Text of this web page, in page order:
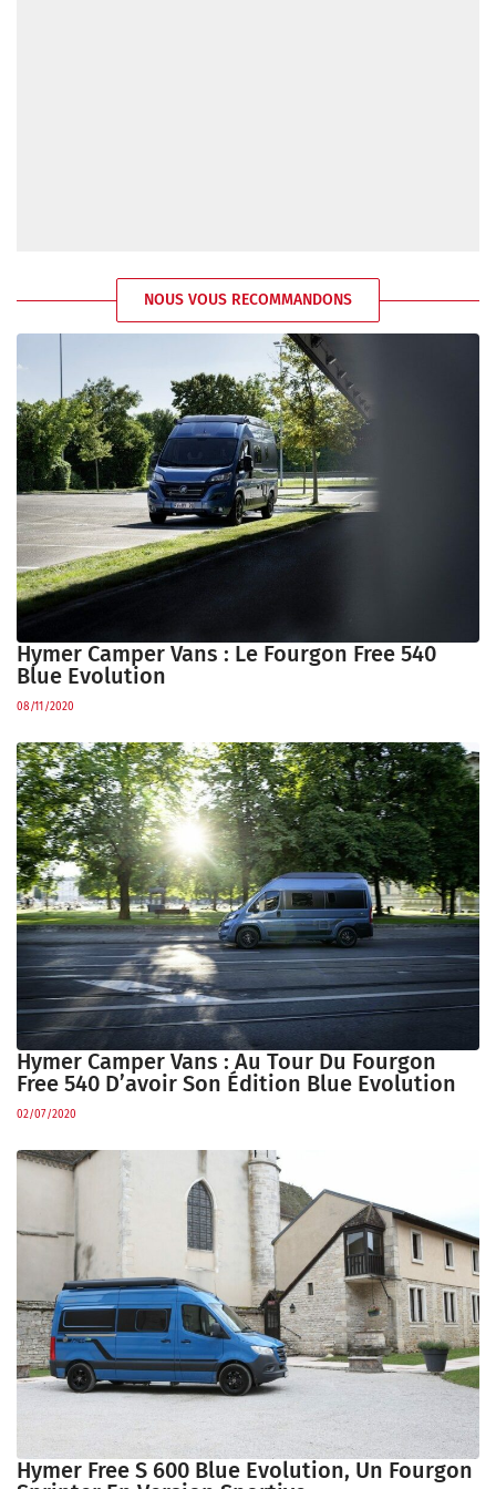
NOUS VOUS RECOMMANDONS
Hymer Camper Vans : Le Fourgon Free 540
Blue Evolution
08/11/2020
Hymer Camper Vans : Au Tour Du Fourgon
Free 540 D’avoir Son Édition Blue Evolution
02/07/2020
Hymer Free S 600 Blue Evolution, Un Fourgon